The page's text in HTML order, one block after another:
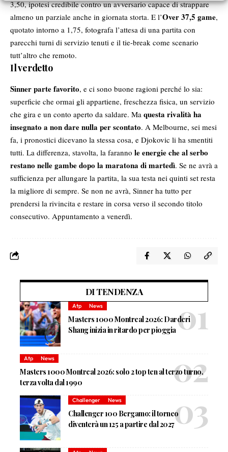
3,50, ipotesi credibile contro un avversario capace di strappare
almeno un parziale anche in giornata storta. E l’Over 37,5 game,
quotato intorno a 1,75, fotografa l’attesa di una partita con
parecchi turni di servizio tenuti e il tie-break come scenario
tutt’altro che remoto.
Il verdetto
Sinner parte favorito, e ci sono buone ragioni perché lo sia:
superficie che ormai gli appartiene, freschezza fisica, un servizio
che gira e un conto aperto da saldare. Ma questa rivalità ha
insegnato a non dare nulla per scontato. A Melbourne, sei mesi
fa, i pronostici dicevano la stessa cosa, e Djokovic li ha smentiti
tutti. La differenza, stavolta, la faranno le energie che al serbo
restano nelle gambe dopo la maratona di martedì. Se ne avrà a
sufficienza per allungare la partita, la sua testa nei quinti set resta
la migliore di sempre. Se non ne avrà, Sinner ha tutto per
prendersi la rivincita e restare in corsa verso il secondo titolo
consecutivo. Appuntamento a venerdì.
DI TENDENZA
Atp News
Masters 1000 Montreal 2026: Darderi
Shang inizia in ritardo per pioggia
Atp News
Masters 1000 Montreal 2026: solo 2 top ten al terzo turno,
terza volta dal 1990
Challenger News
Challenger 100 Bergamo: il torneo
diventerà un 125 a partire dal 2027